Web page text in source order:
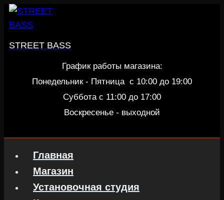
Перейти
STREET BASS
График работы магазина:
Понедельник - Пятница c 10:00 до 19:00
Суббота с 11:00 до 17:00
Воскресенье - выходной
Главная
Магазин
Установочная студия